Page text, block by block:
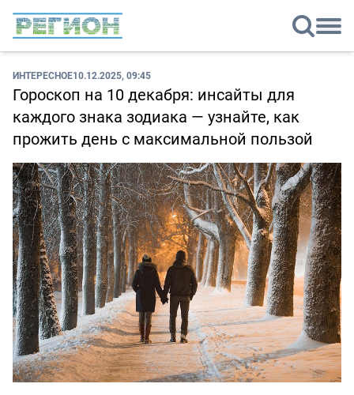
ИНТЕРЕСНОЕ10.12.2025, 09:45
Гороскоп на 10 декабря: инсайты для
каждого знака зодиака — узнайте, как
прожить день с максимальной пользой